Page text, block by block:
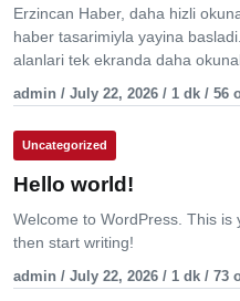
Erzincan Haber, daha hizli
haber tasarimiyla yayina
alanlari tek ekranda daha
admin / July 22, 2026 / 1 dk / 56
Uncategorized
Hello world!
Welcome to WordPress. This is
then start writing!
admin / July 22, 2026 / 1 dk / 73